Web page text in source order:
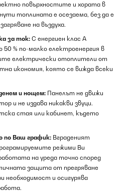
повърхностите и хората в
топлината е осезаема, без да е
на въздуха.
за ток: С енергиен клас A
% по-малко електроенергия в
електрически отоплители от
икономия, която се вижда всеки
и нощем: Панелът не движи
и не издава никакви звуци.
стая или кабинет, където
по Ваш график: Вграденият
режими Ви
на уреда точно според
защита от прегряване
необходимост и осигурява